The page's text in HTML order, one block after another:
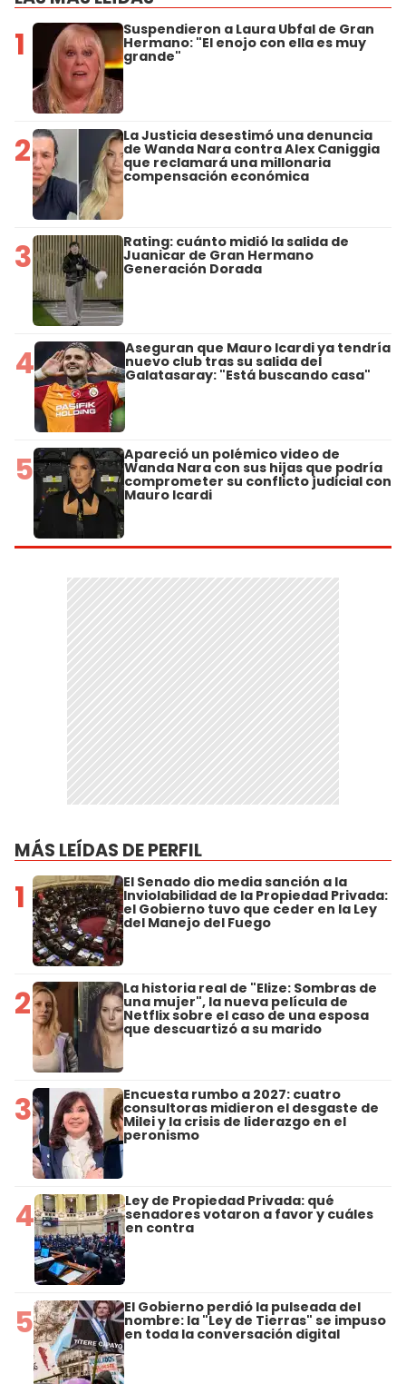
1 Suspendieron a Laura Ubfal de Gran
Hermano: "El enojo con ella es muy
grande"
2 La Justicia desestimó una denuncia
de Wanda Nara contra Alex Caniggia
que reclamará una millonaria
compensación económica
3 Rating: cuánto midió la salida de
Juanicar de Gran Hermano
Generación Dorada
4 Aseguran que Mauro Icardi ya tendría
nuevo club tras su salida del
Galatasaray: "Está buscando casa"
5 Apareció un polémico video de
Wanda Nara con sus hijas que podría
comprometer su conflicto judicial con
Mauro Icardi
MÁS LEÍDAS DE PERFIL
1 El Senado dio media sanción a la
Inviolabilidad de la Propiedad Privada:
el Gobierno tuvo que ceder en la Ley
del Manejo del Fuego
2 La historia real de "Elize: Sombras de
una mujer", la nueva película de
Netflix sobre el caso de una esposa
que descuartizó a su marido
3 Encuesta rumbo a 2027: cuatro
consultoras midieron el desgaste de
Milei y la crisis de liderazgo en el
peronismo
4 Ley de Propiedad Privada: qué
senadores votaron a favor y cuáles
en contra
5 El Gobierno perdió la pulseada del
nombre: la "Ley de Tierras" se impuso
en toda la conversación digital